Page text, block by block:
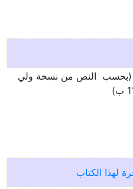
سنة 602 هـ (بحسب النص من نسخة ولي
لهذا الكتاب